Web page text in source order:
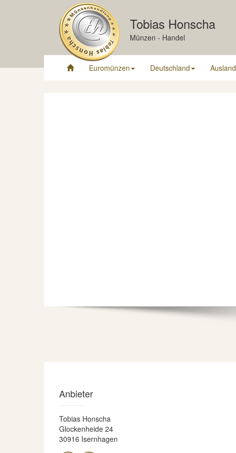
Tobias Honscha
Münzen - Handel
Euromünzen Deutschland Ausland
Anbieter
Tobias Honscha
Glockenheide 24
30916 Isernhagen